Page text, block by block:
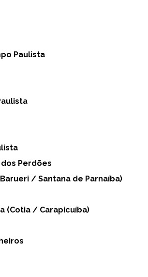
Paulista
dos Perdões
/ Santana de Parnaíba)
(Cotia / Carapicuíba)